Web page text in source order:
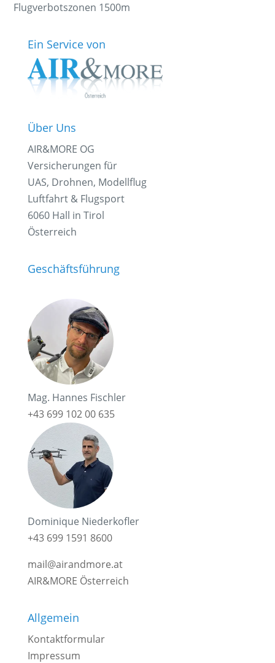
Flugverbotszonen 1500m
Ein Service von
Über Uns
AIR&MORE OG
Versicherungen für
UAS, Drohnen, Modellflug
Luftfahrt & Flugsport
6060 Hall in Tirol
Österreich
Geschäftsführung
Mag. Hannes Fischler
+43 699 102 00 635
Dominique Niederkofler
+43 699 1591 8600
mail@airandmore.at
AIR&MORE Österreich
Allgemein
Kontaktformular
Impressum